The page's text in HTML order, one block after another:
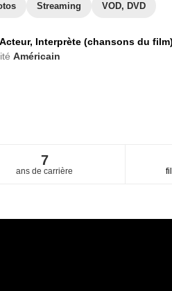
Streaming VOD, DVD
Acteur, Interprète (chansons du film)
Américain
7
ans de carrière